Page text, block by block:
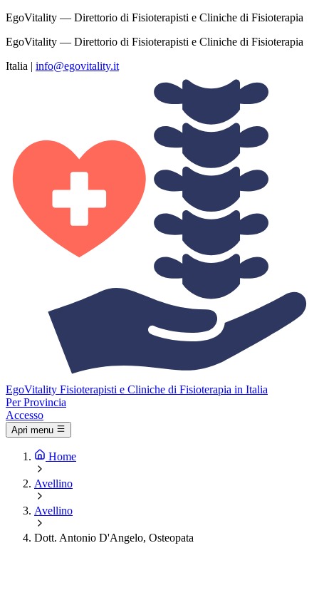
EgoVitality — Direttorio di Fisioterapisti e Cliniche di Fisioterapia
EgoVitality — Direttorio di Fisioterapisti e Cliniche di Fisioterapia
Italia | info@egovitality.it
EgoVitality Fisioterapisti e Cliniche di Fisioterapia in Italia
Per Provincia
Accesso
Apri menu
Home
Avellino
Avellino
Dott. Antonio D'Angelo, Osteopata